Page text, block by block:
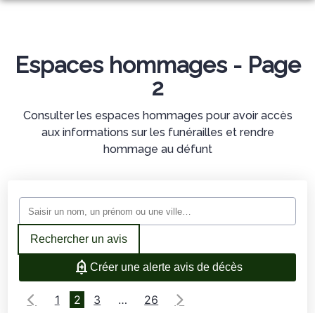
ORGANISER DES OBSÈQUES
MONUMENTS FUNÉRAIRES
NOTRE CHAMBRE FUNÉRAIRE
Espaces hommages - Page
2
Consulter les espaces hommages pour avoir accès
aux informations sur les funérailles et rendre
hommage au défunt
Rechercher un avis
Créer une alerte avis de décès
1 2 3 … 26